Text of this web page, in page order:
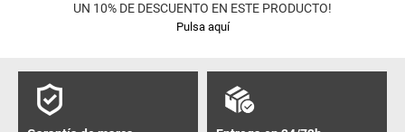
UN 10% DE DESCUENTO EN ESTE PRODUCTO!
Pulsa aquí